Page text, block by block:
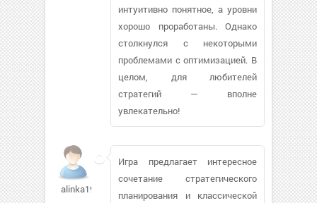
интуитивно понятное, а уровни
хорошо проработаны. Однако
столкнулся с некоторыми
проблемами с оптимизацией. В
целом, для любителей
стратегий — вполне
увлекательно!
alinka1990525
Игра предлагает интересное
сочетание стратегического
планирования и классической